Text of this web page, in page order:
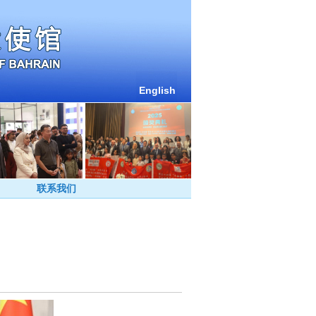
English
联系我们